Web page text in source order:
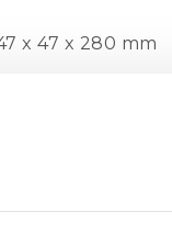
x 47 x 280 mm